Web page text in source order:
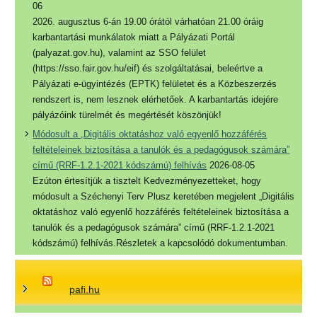
06
2026. augusztus 6-án 19.00 órától várhatóan 21.00 óráig
karbantartási munkálatok miatt a Pályázati Portál
(palyazat.gov.hu), valamint az SSO felület
(https://sso.fair.gov.hu/eif) és szolgáltatásai, beleértve a
Pályázati e-ügyintézés (EPTK) felületet és a Közbeszerzés
rendszert is, nem lesznek elérhetőek. A karbantartás idejére
pályázóink türelmét és megértését köszönjük!
Módosult a „Digitális oktatáshoz való egyenlő hozzáférés
feltételeinek biztosítása a tanulók és a pedagógusok számára”
című (RRF-1.2.1-2021 kódszámú) felhívás 2026-08-05
Ezúton értesítjük a tisztelt Kedvezményezetteket, hogy
módosult a Széchenyi Terv Plusz keretében megjelent „Digitális
oktatáshoz való egyenlő hozzáférés feltételeinek biztosítása a
tanulók és a pedagógusok számára” című (RRF-1.2.1-2021
kódszámú) felhívás.Részletek a kapcsolódó dokumentumban.
pafi.hu